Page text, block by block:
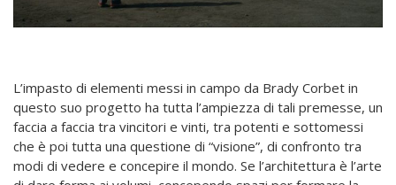
L’impasto di elementi messi in campo da Brady Corbet in
questo suo progetto ha tutta l’ampiezza di tali premesse, un
faccia a faccia tra vincitori e vinti, tra potenti e sottomessi
che è poi tutta una questione di “visione”, di confronto tra
modi di vedere e concepire il mondo. Se l’architettura è l’arte